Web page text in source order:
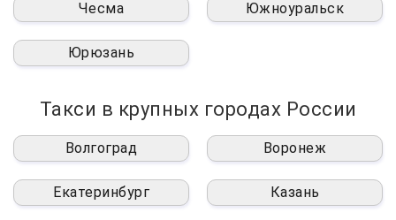
Чесма Южноуральск
Юрюзань
Такси в крупных городах России
Волгоград Воронеж
Екатеринбург Казань